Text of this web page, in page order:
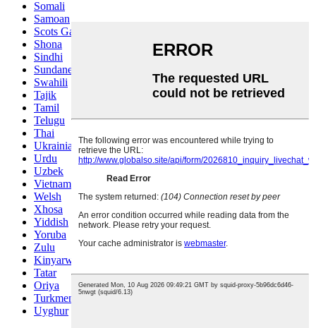
Somali
Samoan
Scots Gaelic
Shona
Sindhi
Sundanese
Swahili
Tajik
Tamil
Telugu
Thai
Ukrainian
Urdu
Uzbek
Vietnamese
Welsh
Xhosa
Yiddish
Yoruba
Zulu
Kinyarwanda
Tatar
Oriya
Turkmen
Uyghur